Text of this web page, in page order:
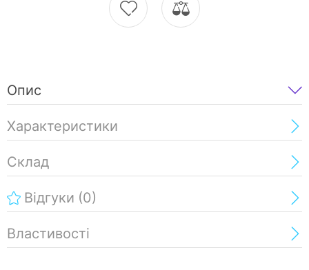
Опис
Характеристики
Склад
Відгуки (0)
Властивості